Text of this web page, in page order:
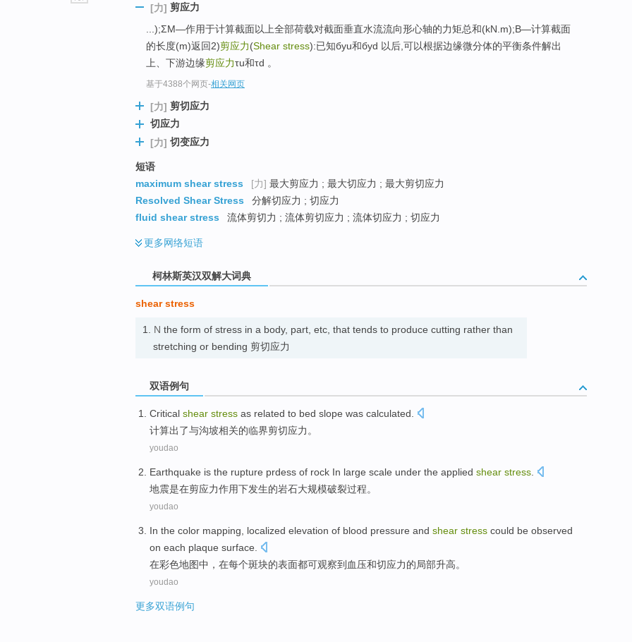
[力] 剪应力
...);ΣM―作用于计算截面以上全部荷载对截面垂直水流流向形心轴的力矩总和(kN.m);B―计算截面
的长度(m)返回2)剪应力(Shear stress):已知бyu和бyd 以后,可以根据边缘微分体的平衡条件解出
上、下游边缘剪应力τu和τd 。
基于4388个网页-相关网页
[力] 剪切应力
切应力
[力] 切变应力
短语
maximum shear stress
[力] 最大剪应力 ; 最大切应力 ; 最大剪切应力
Resolved Shear Stress
分解切应力 ; 切应力
fluid shear stress
流体剪切力 ; 流体剪切应力 ; 流体切应力 ; 切应力
更多网络短语
柯林斯英汉双解大词典
shear stress
1. N the form of stress in a body, part, etc, that tends to produce cutting rather than
stretching or bending 剪切应力
双语例句
Critical shear stress as related to bed slope was calculated.
计算出了与沟坡相关的临界剪切应力。
youdao
Earthquake is the rupture prdess of rock In large scale under the applied shear stress
地震是在剪应力作用下发生的岩石大规模破裂过程。
youdao
In the color mapping localized elevation of blood pressure and shear stress could be observed
on each plaque surface
在彩色地图中， 在每个斑块的表面都可观察到 血压和切应力的局部升高。
youdao
更多双语例句